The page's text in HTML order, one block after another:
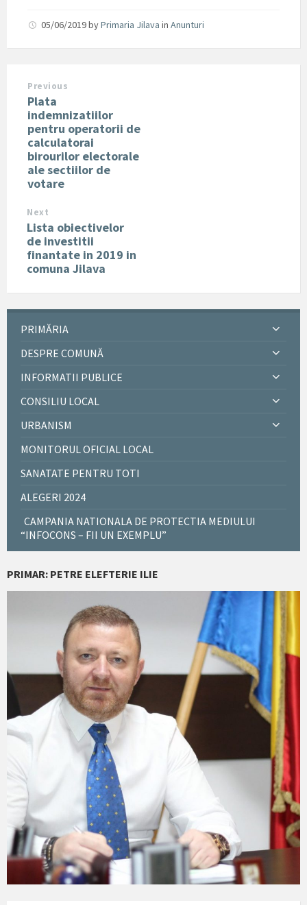
05/06/2019byPrimaria Jilava in Anunturi
Previous
Plata
indemnizatiilor
pentru operatorii de
calculatorai
birourilor electorale
ale sectiilor de
votare
Next
Lista obiectivelor
de investitii
finantate in 2019 in
comuna Jilava
PRIMĂRIA
DESPRE COMUNĂ
INFORMATII PUBLICE
CONSILIU LOCAL
URBANISM
MONITORUL OFICIAL LOCAL
SANATATE PENTRU TOTI
ALEGERI 2024
CAMPANIA NATIONALA DE PROTECTIA MEDIULUI
“INFOCONS – FII UN EXEMPLU”
PRIMAR: PETRE ELEFTERIE ILIE